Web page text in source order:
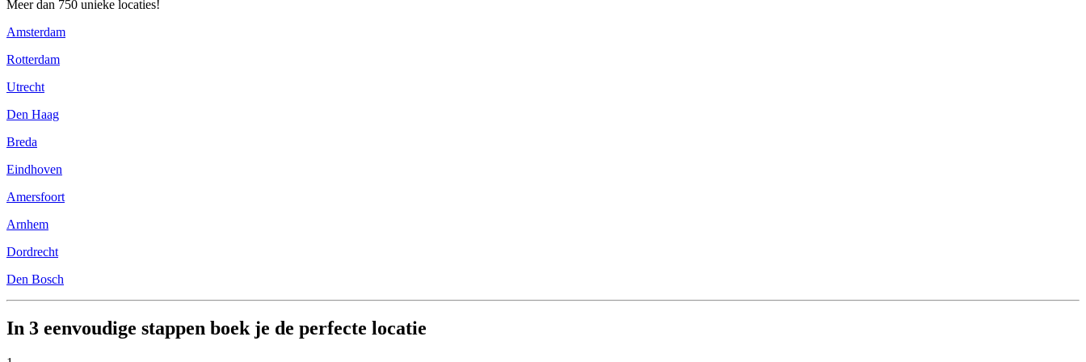
Meer dan 750 unieke locaties!
Amsterdam
Rotterdam
Utrecht
Den Haag
Breda
Eindhoven
Amersfoort
Arnhem
Dordrecht
Den Bosch
In 3 eenvoudige stappen boek je de perfecte locatie